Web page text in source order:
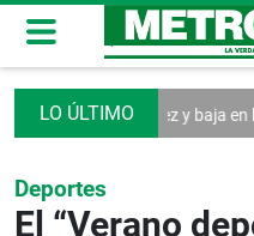
Falta de liquidez y baja en
Deportes
El “Verano